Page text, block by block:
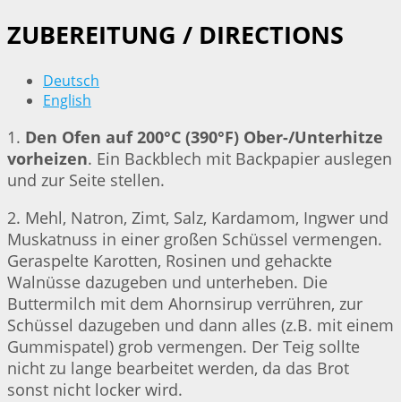
ZUBEREITUNG / DIRECTIONS
Deutsch
English
1. Den Ofen auf 200°C (390°F) Ober-/Unterhitze
vorheizen. Ein Backblech mit Backpapier auslegen
und zur Seite stellen.
2. Mehl, Natron, Zimt, Salz, Kardamom, Ingwer und
Muskatnuss in einer großen Schüssel vermengen.
Geraspelte Karotten, Rosinen und gehackte
Walnüsse dazugeben und unterheben. Die
Buttermilch mit dem Ahornsirup verrühren, zur
Schüssel dazugeben und dann alles (z.B. mit einem
Gummispatel) grob vermengen. Der Teig sollte
nicht zu lange bearbeitet werden, da das Brot
sonst nicht locker wird.